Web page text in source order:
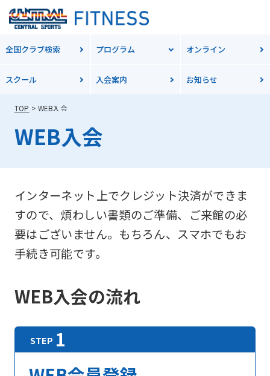
全国クラブ検索 プログラム オンライン
スクール 入会案内 お知らせ
TOP WEB入会
WEB入会
インターネット上でクレジット決済ができま
すので、煩わしい書類のご準備、ご来館の必
要はございません。もちろん、スマホでもお
手続き可能です。
WEB入会の流れ